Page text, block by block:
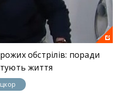
обстрілів: поради
життя